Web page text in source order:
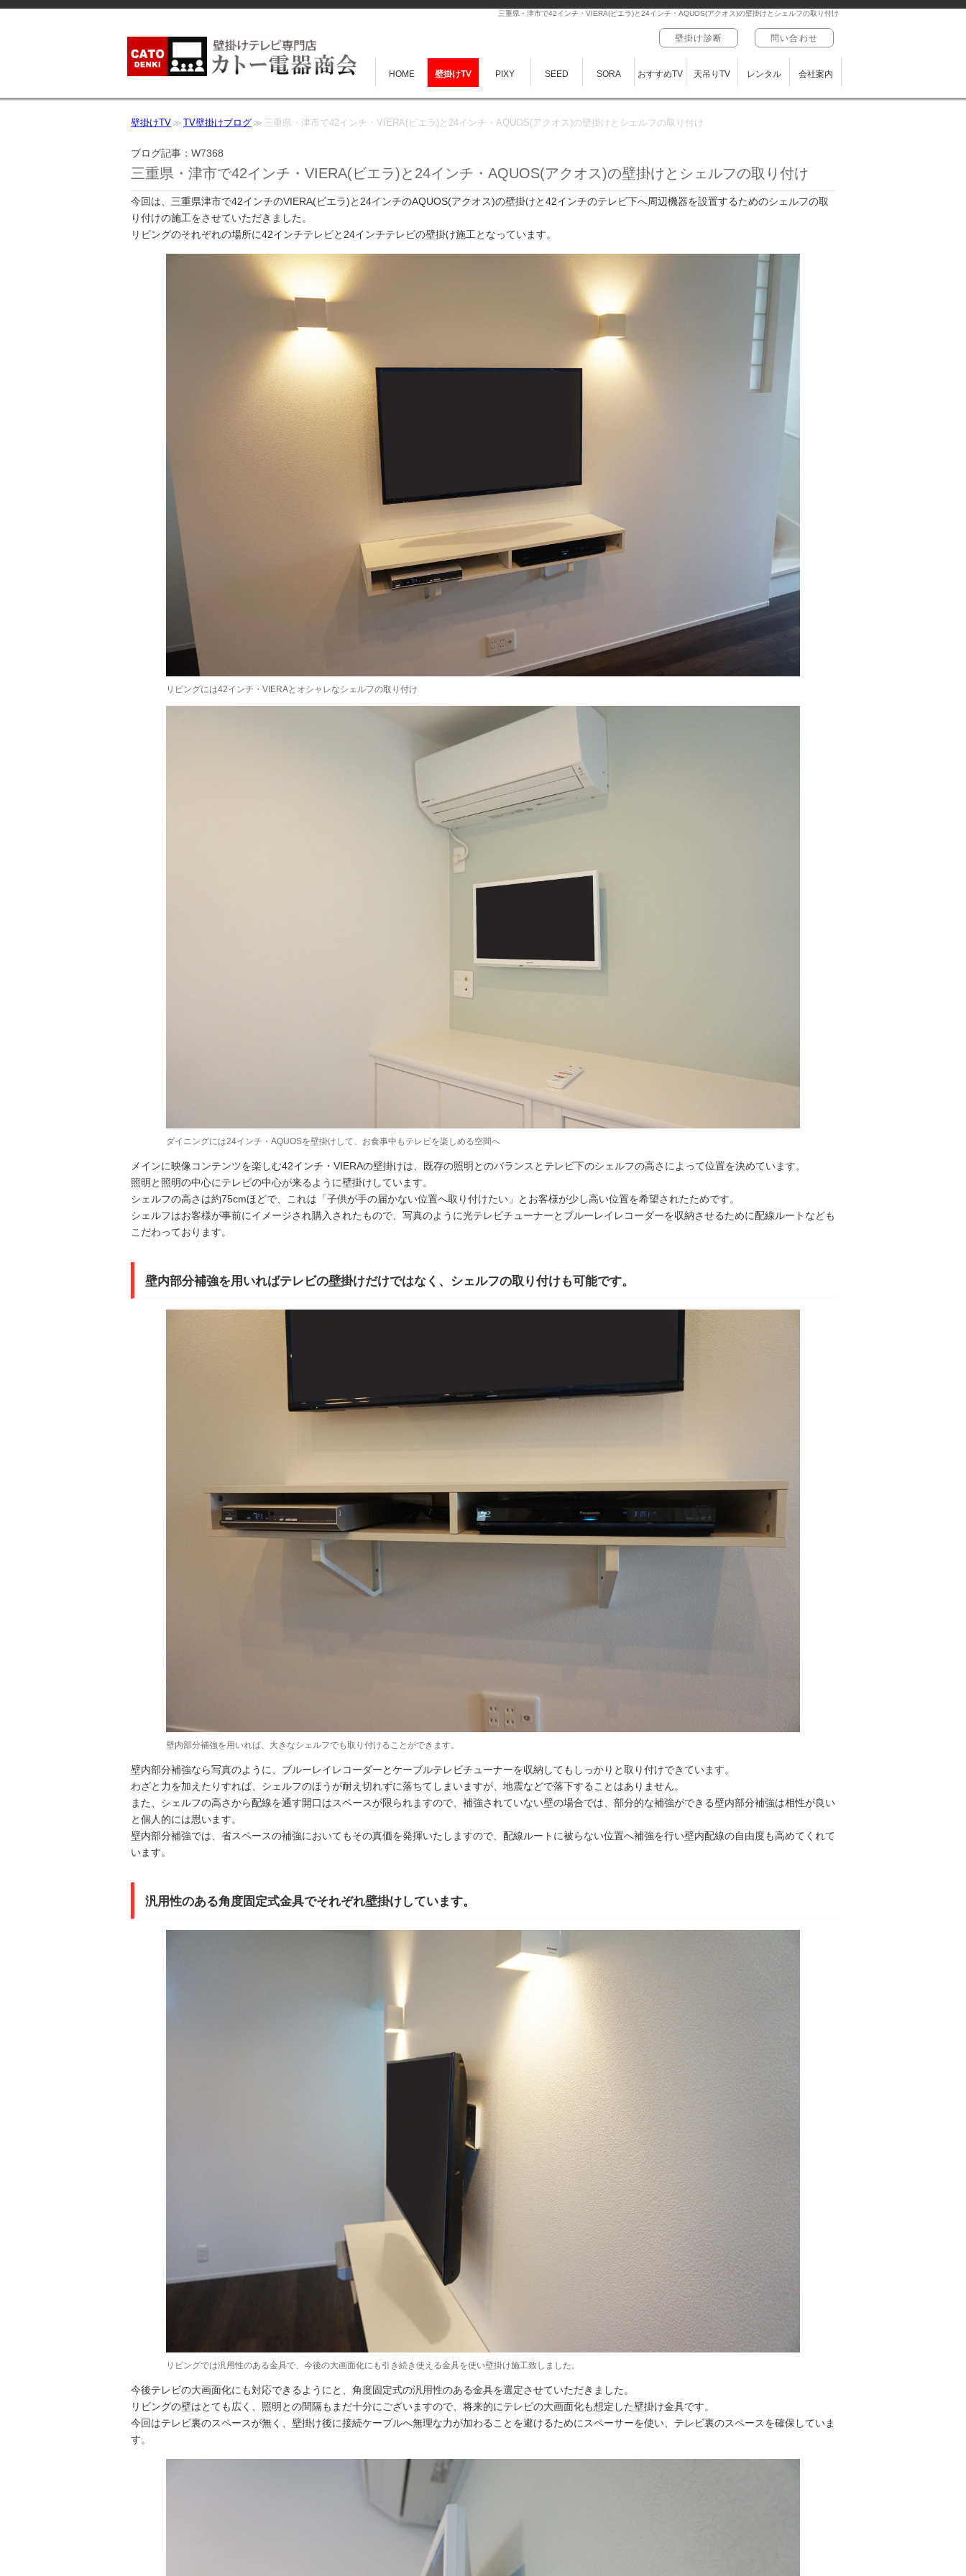
三重県・津市で42インチ・VIERA(ビエラ)と24インチ・AQUOS(アクオス)の壁掛けとシェルフの取り付け
壁掛け診断 問い合わせ
HOME 壁掛けTV PIXY SEED SORA おすすめTV 天吊りTV レンタル 会社案内
壁掛けTV TV壁掛けブログ 三重県・津市で42インチ・VIERA(ビエラ)と24インチ・AQUOS(アクオス)の壁掛けとシェルフの取り付け
ブログ記事：W7368
三重県・津市で42インチ・VIERA(ビエラ)と24インチ・AQUOS(アクオス)の壁掛けとシェルフの取り付け
今回は、三重県津市で42インチのVIERA(ビエラ)と24インチのAQUOS(アクオス)の壁掛けと42インチのテレビ下へ周辺機器を設置するためのシェルフの取
り付けの施工をさせていただきました。
リビングのそれぞれの場所に42インチテレビと24インチテレビの壁掛け施工となっています。
リビングには42インチ・VIERAとオシャレなシェルフの取り付け
ダイニングには24インチ・AQUOSを壁掛けして、お食事中もテレビを楽しめる空間へ
メインに映像コンテンツを楽しむ42インチ・VIERAの壁掛けは、既存の照明とのバランスとテレビ下のシェルフの高さによって位置を決めています。
照明と照明の中心にテレビの中心が来るように壁掛けしています。
シェルフの高さは約75cmほどで、これは「子供が手の届かない位置へ取り付けたい」とお客様が少し高い位置を希望されたためです。
シェルフはお客様が事前にイメージされ購入されたもので、写真のように光テレビチューナーとブルーレイレコーダーを収納させるために配線ルートなども
こだわっております。
壁内部分補強を用いればテレビの壁掛けだけではなく、シェルフの取り付けも可能です。
壁内部分補強を用いれば、大きなシェルフでも取り付けることができます。
壁内部分補強なら写真のように、ブルーレイレコーダーとケーブルテレビチューナーを収納してもしっかりと取り付けできています。
わざと力を加えたりすれば、シェルフのほうが耐え切れずに落ちてしまいますが、地震などで落下することはありません。
また、シェルフの高さから配線を通す開口はスペースが限られますので、補強されていない壁の場合では、部分的な補強ができる壁内部分補強は相性が良い
と個人的には思います。
壁内部分補強では、省スペースの補強においてもその真価を発揮いたしますので、配線ルートに被らない位置へ補強を行い壁内配線の自由度も高めてくれて
います。
汎用性のある角度固定式金具でそれぞれ壁掛けしています。
リビングでは汎用性のある金具で、今後の大画面化にも引き続き使える金具を使い壁掛け施工致しました。
今後テレビの大画面化にも対応できるようにと、角度固定式の汎用性のある金具を選定させていただきました。
リビングの壁はとても広く、照明との間隔もまだ十分にございますので、将来的にテレビの大画面化も想定した壁掛け金具です。
今回はテレビ裏のスペースが無く、壁掛け後に接続ケーブルへ無理な力が加わることを避けるためにスペーサーを使い、テレビ裏のスペースを確保していま
す。